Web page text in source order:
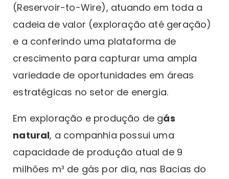
(Reservoir-to-Wire), atuando em toda a
cadeia de valor (exploração até geração)
e a conferindo uma plataforma de
crescimento para capturar uma ampla
variedade de oportunidades em áreas
estratégicas no setor de energia.
Em exploração e produção de gás
natural, a companhia possui uma
capacidade de produção atual de 9
milhões m³ de gás por dia, nas Bacias do